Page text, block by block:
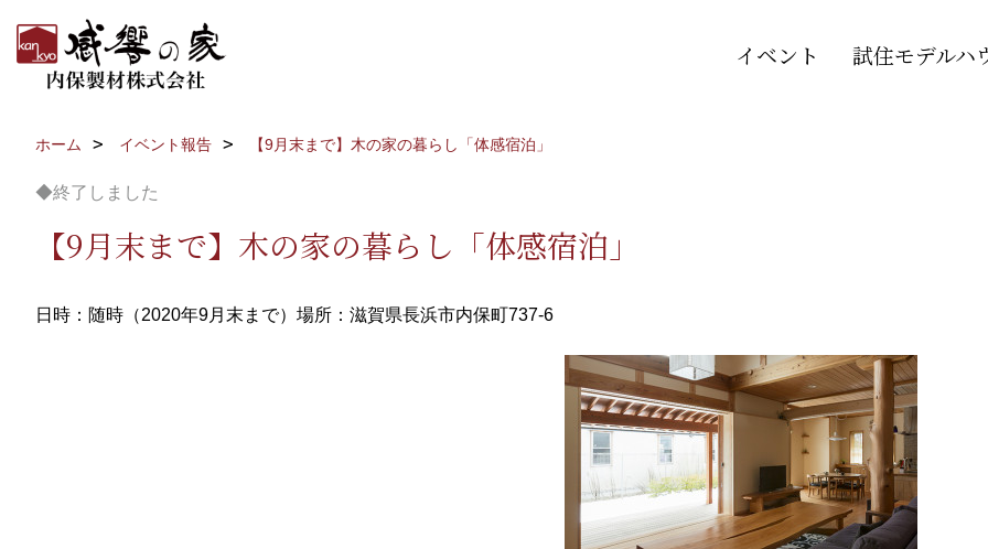
イベント 試住モデルハ
ホーム イベント報告 【9月末まで】木の家の暮らし「体感宿泊」
◆終了しました
【9月末まで】木の家の暮らし「体感宿泊」
日時：随時（2020年9月末まで） 場所：滋賀県長浜市内保町737-6